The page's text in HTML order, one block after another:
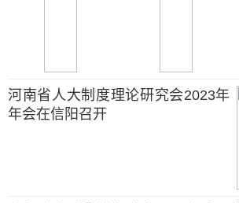
河南省人大制度理论研究会2023年
年会在信阳召开